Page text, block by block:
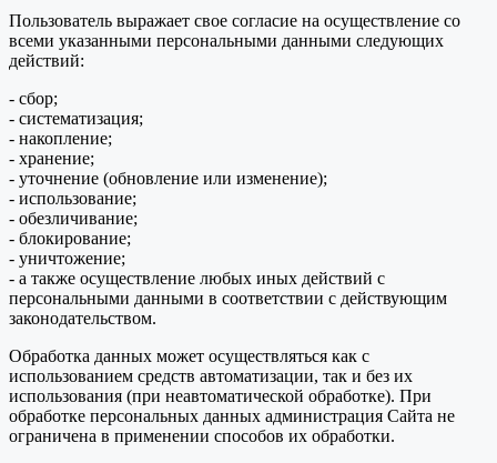
Пользователь выражает свое согласие на осуществление со
всеми указанными персональными данными следующих
действий:
- сбор;
- систематизация;
- накопление;
- хранение;
- уточнение (обновление или изменение);
- использование;
- обезличивание;
- блокирование;
- уничтожение;
- а также осуществление любых иных действий с
персональными данными в соответствии с действующим
законодательством.
Обработка данных может осуществляться как с
использованием средств автоматизации, так и без их
использования (при неавтоматической обработке). При
обработке персональных данных администрация Сайта не
ограничена в применении способов их обработки.